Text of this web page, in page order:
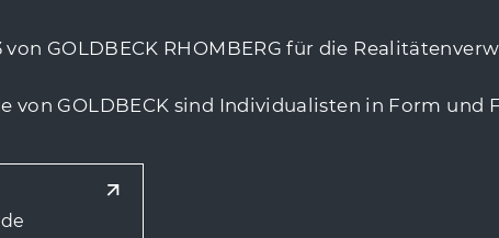
von GOLDBECK RHOMBERG für die
von GOLDBECK sind Individualisten in Form